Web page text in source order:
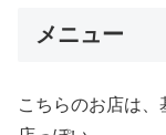
メニュー
こちらのお店は